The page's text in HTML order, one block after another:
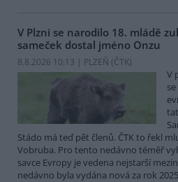
V Plzni se narodilo 18. mládě
sameček dostal jméno Onzu
8.8.2026 10:13 | PLZEŇ (ČTK)
V
Stádo má teď pět členů. ČTK to řekl
Vobruba. Pro tento nedávno téměř
savce Evropy je vedena nejstarší
nedávno byla vydána nová za rok